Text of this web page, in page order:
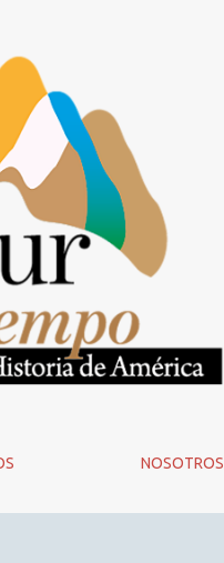
NOSOTROS